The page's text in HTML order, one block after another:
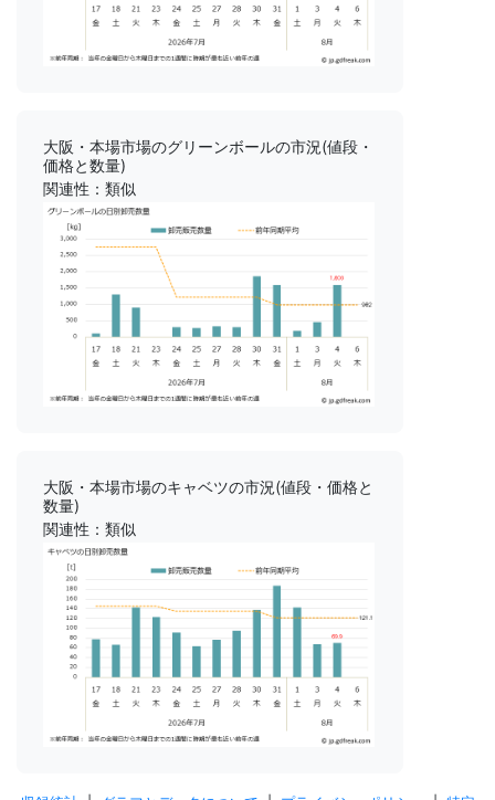
大阪・本場市場のグリーンボールの市況(値段・
価格と数量)
関連性：類似
大阪・本場市場のキャベツの市況(値段・価格と
数量)
関連性：類似